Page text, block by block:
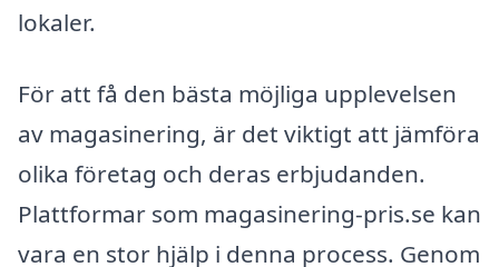
lokaler.
För att få den bästa möjliga upplevelsen
av magasinering, är det viktigt att jämföra
olika företag och deras erbjudanden.
Plattformar som magasinering-pris.se kan
vara en stor hjälp i denna process. Genom